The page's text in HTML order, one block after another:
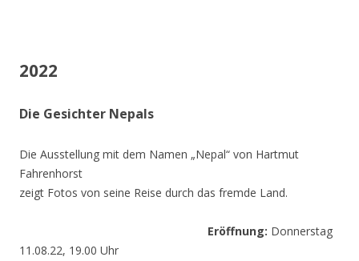
2022
Die Gesichter Nepals
Die Ausstellung mit dem Namen „Nepal“ von Hartmut
Fahrenhorst
zeigt Fotos von seine Reise durch das fremde Land.
Eröffnung: Donnerstag
11.08.22, 19.00 Uhr